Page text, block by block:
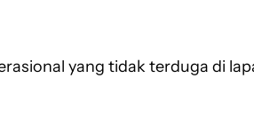
yang tidak terduga di